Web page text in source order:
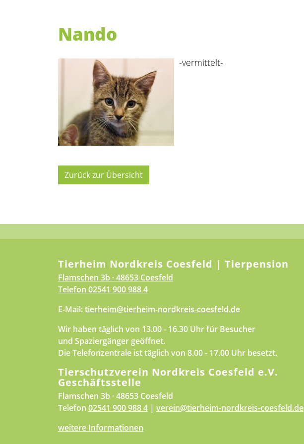
Nando
-vermittelt-
Zurück zur Übersicht
Tierheim Nordkreis Coesfeld | Tierpension
Flamschen 3b · 48653 Coesfeld
Telefon 02541 900 988 4
E-Mail:tierheim@tierheim-nordkreis-coesfeld.de
Wir haben täglich von 13.00 - 16.30 Uhr für Besucher
und Spaziergänger geöffnet.
Die Telefonzentrale ist täglich von 8.00 - 17.00 Uhr besetzt.
Tierschutzverein Nordkreis Coesfeld e.V.
Geschäftsstelle
Flamschen 3b · 48653 Coesfeld
Telefon 02541 900 988 4 | verein@tierheim-nordkreis-coesfeld.de
weitere Informationen